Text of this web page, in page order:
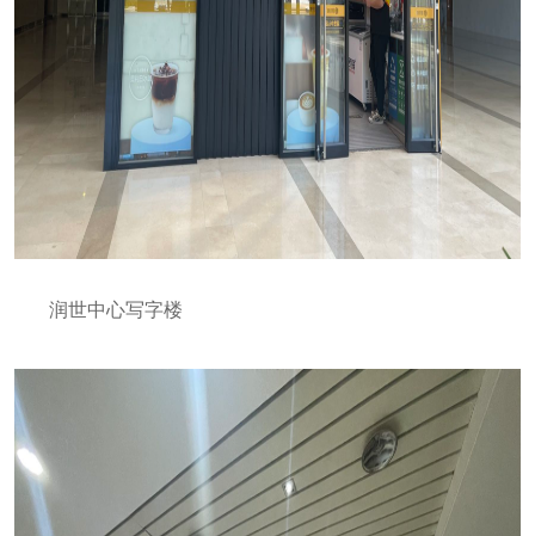
润世中心写字楼